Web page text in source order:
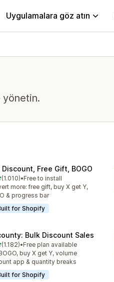
Uygulamalara göz atın
yönetin.
Discount, Free Gift, BOGO
üzerinden
(1.010)
1010 değerlendirme
•Free to install
more: free gift, buy X get Y,
& progress bar
for Shopify
Bulk Discount Sales
üzerinden
(1.182)
1182 değerlendirme
•Free plan available
buy X get Y, volume
app & quantity breaks
for Shopify